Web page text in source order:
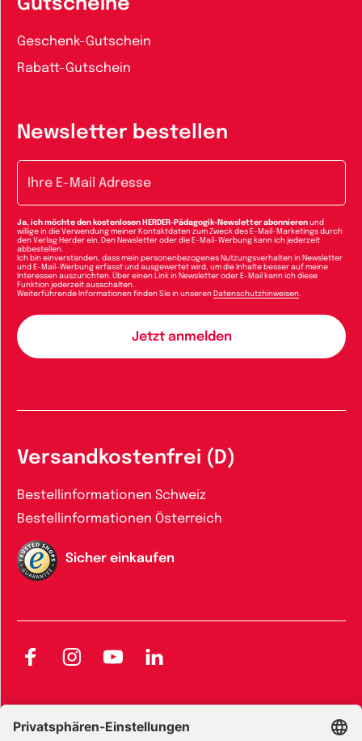
Gutscheine
Geschenk-Gutschein
Rabatt-Gutschein
Newsletter bestellen
Ja, ich möchte den kostenlosen HERDER-Pädagogik-Newsletter abonnieren und
willige in die Verwendung meiner Kontaktdaten zum Zweck des E-Mail-Marketings durch
den Verlag Herder ein. Den Newsletter oder die E-Mail-Werbung kann ich jederzeit
abbestellen.
Ich bin einverstanden, dass mein personenbezogenes Nutzungsverhalten in Newsletter
und E-Mail-Werbung erfasst und ausgewertet wird, um die Inhalte besser auf meine
Interessen auszurichten. Über einen Link in Newsletter oder E-Mail kann ich diese
Funktion jederzeit ausschalten.
Weiterführende Informationen finden Sie in unseren Datenschutzhinweisen.
Versandkostenfrei (D)
Bestellinformationen Schweiz
Bestellinformationen Österreich
Sicher einkaufen
FacebookInstagramYouTubeLinkedIn
Widerrufsbelehrung E-Books